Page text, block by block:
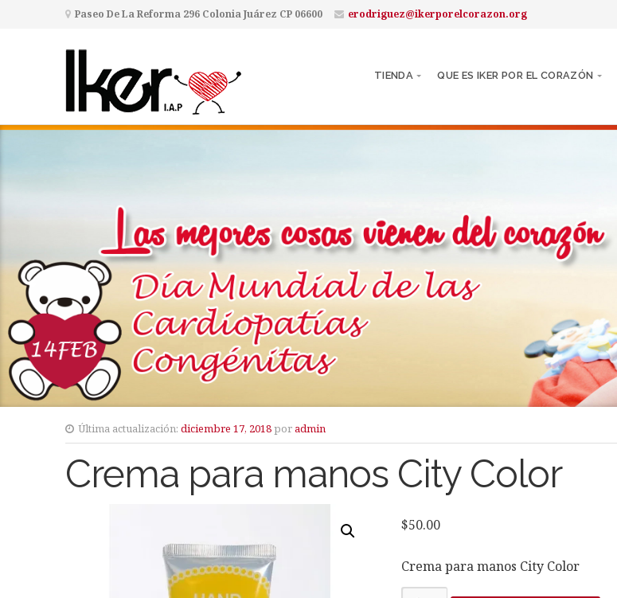
Paseo De La Reforma 296 Colonia Juárez CP 06600 erodriguez@ikerporelcorazon.org
TIENDA QUE ES IKER POR EL CORAZÓN
Última actualización: diciembre 17, 2018poradmin
Crema para manos City Color
$50.00
Crema para manos City Color